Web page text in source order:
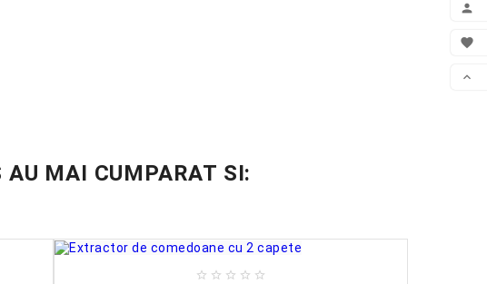



AU MAI CUMPARAT SI:
    